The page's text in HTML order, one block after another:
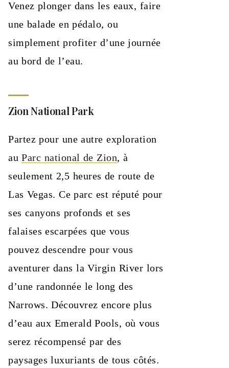
Venez plonger dans les eaux, faire
une balade en pédalo, ou
simplement profiter d’une journée
au bord de l’eau.
Zion National Park
Partez pour une autre exploration
auParc national de Zion, à
seulement 2,5 heures de route de
Las Vegas. Ce parc est réputé pour
ses canyons profonds et ses
falaises escarpées que vous
pouvez descendre pour vous
aventurer dans la Virgin River lors
d’une randonnée le long des
Narrows. Découvrez encore plus
d’eau aux Emerald Pools, où vous
serez récompensé par des
paysages luxuriants de tous côtés.